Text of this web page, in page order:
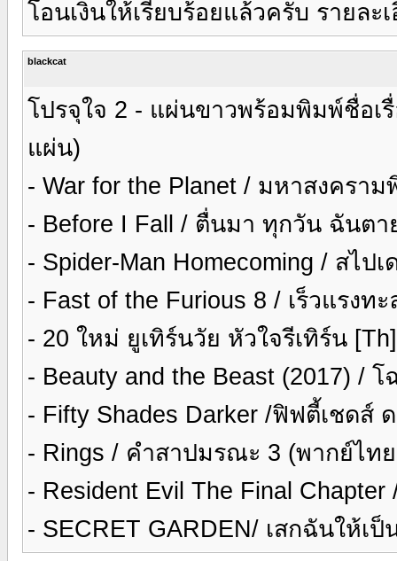
โอนเงินให้เรียบร้อยแล้วครับ รายล
blackcat
โปรจุใจ 2 - แผ่นขาวพร้อมพิมพ์ชื่อเ
แผ่น)
- War for the Planet / มหาสงครา
- Before I Fall / ตื่นมา ทุกวัน ฉันต
- Spider-Man Homecoming / สไ
- Fast of the Furious 8 / เร็วแรง
- 20 ใหม่ ยูเทิร์นวัย หัวใจรีเทิร์น
- Beauty and the Beast (2017) /
- Fifty Shades Darker /ฟิฟตี้เชดส์
- Rings / คำสาปมรณะ 3 (พากย์ไท
- Resident Evil The Final
- SECRET GARDEN/ เสกฉันให้เ